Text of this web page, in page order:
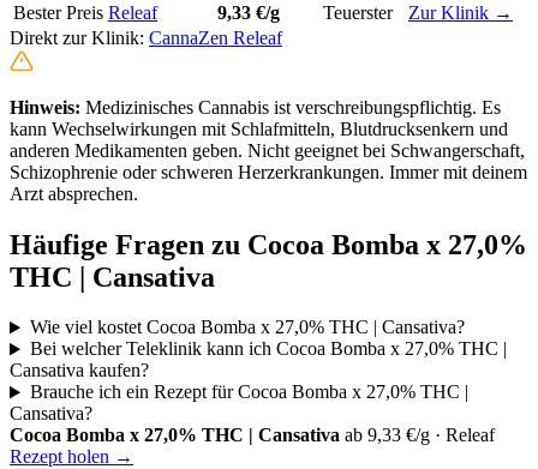
Bester Preis Releaf 9,33 €/g Teuerster
Zur Klinik →
Direkt zur Klinik: CannaZen Releaf
Hinweis: Medizinisches Cannabis ist verschreibungspflichtig. Es
kann Wechselwirkungen mit Schlafmitteln, Blutdrucksenkern und
anderen Medikamenten geben. Nicht geeignet bei Schwangerschaft,
Schizophrenie oder schweren Herzerkrankungen. Immer mit deinem
Arzt absprechen.
Häufige Fragen zu Cocoa Bomba x 27,0%
THC | Cansativa
Wie viel kostet Cocoa Bomba x 27,0% THC | Cansativa?
Bei welcher Teleklinik kann ich Cocoa Bomba x 27,0% THC |
Cansativa kaufen?
Brauche ich ein Rezept für Cocoa Bomba x 27,0% THC |
Cansativa?
Cocoa Bomba x 27,0% THC | Cansativa ab 9,33 €/g · Releaf
Rezept holen →